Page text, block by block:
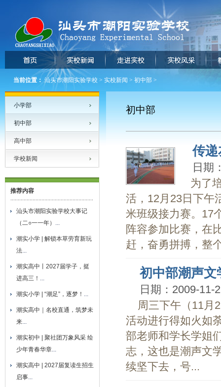
当前位置： 汕头市潮阳实验学校 > 实校新闻 > 初中部 >
小学部
初中部
高中部
学校新闻
推荐内容
汕头市潮阳实验学校大事记
（二○一一年） ...
潮实小学 | 解锁本草劳育新玩
法...
潮实高中丨2027届学子，挺
进高三！ ...
潮实小学 | “潮足”，逐梦！ ...
潮实高中｜名校直通，筑梦未
来...
潮实初中 | 聚社团万象风采 绘
少年青春华章...
潮实高中 | 2027届复读生招生
启事...
初中部
传
日期
为了
活，12月23日下午
米班级接力赛。17
阵容参加比赛，在
赶，奋勇拼搏，整
初中部潮声文
日期：2009-11-
周三下午（11月
活动进行得如火如
部老师和学长学姐
志，这也是潮声文
续坚下去，号...